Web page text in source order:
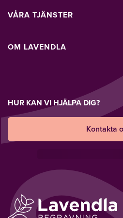
VÅRA TJÄNSTER
OM LAVENDLA
HUR KAN VI HJÄLPA DIG?
Kontakta